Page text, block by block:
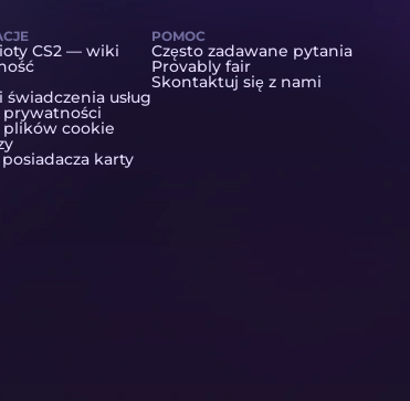
CS2 — wiki
usług
prywatności
plików cookie
karty
POMOC
Często zadawane pytania
Provably fair
Skontaktuj się z nami